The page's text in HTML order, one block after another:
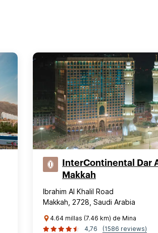
InterContinental Dar
Makkah
Ibrahim Al Khalil Road
Makkah, 2728, Saudi Arabia
4.64 millas (7.46 km) de Mina
4,76
(1586 reviews)